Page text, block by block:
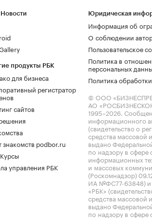
продукты РБК
для бизнеса
регистратор
сайтов
знакомств podbor.ru
управления РБК
Юридическая
Информация об
О соблюдении
Пользовательское
Политика в
персональных
Политика
© ООО
АО
1995–2026.
информационного
(свидетельство о
средства массовой
выдано
по надзору в сфере
информационных
и массовых
(Роскомнадзор)
ИА №ФС77-63848) и
«РБК»
средства массовой
выдано
по надзору в сфере